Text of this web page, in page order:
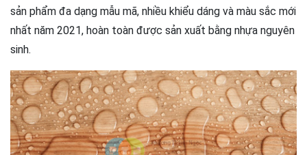
sản phẩm đa dạng mẫu mã, nhiều khiểu dáng và màu sắc mới
nhất năm 2021, hoàn toàn được sản xuất bằng nhựa nguyên
sinh.